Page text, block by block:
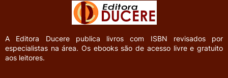
A Editora Ducere publica livros com ISBN revisados por
especialistas na área. Os ebooks são de acesso livre e gratuito
aos leitores.